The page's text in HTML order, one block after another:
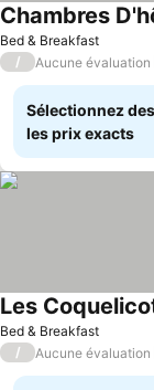
Bed & Breakfast
Chambres
/ Aucune évaluation
Sélectionnez
les prix exacts
Bed & Breakfast
Les
/ Aucune évaluation